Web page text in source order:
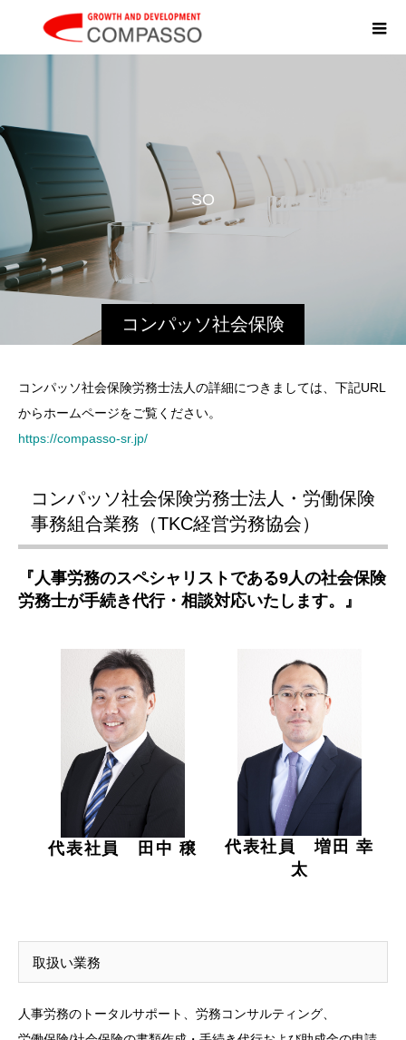
コンパッソ社会保険
SOCIA
コンパッソ社会保険労務士法人の詳細につきましては、下記URL
からホームページをご覧ください。
https://compasso-sr.jp/
コンパッソ社会保険労務士法人・労働保険
事務組合業務（TKC経営労務協会）
『人事労務のスペシャリストである9人の社会保険
労務士が手続き代行・相談対応いたします。』
代表社員 田中 穣
代表社員 増田 幸
太
取扱い業務
人事労務のトータルサポート、労務コンサルティング、